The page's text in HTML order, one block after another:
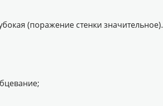
(поражение стенки значительное).